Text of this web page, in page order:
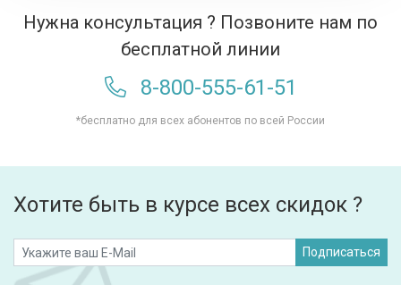
Нужна консультация ? Позвоните нам по
бесплатной линии
8-800-555-61-51
*бесплатно для всех абонентов по всей России
Хотите быть в курсе всех скидок ?
Подписаться